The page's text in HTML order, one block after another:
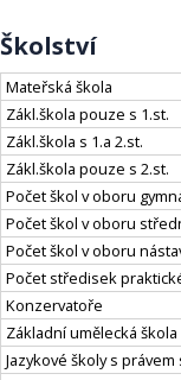
Školství
Mateřská škola
Zákl.škola pouze s 1.st.
Zákl.škola s 1.a 2.st.
Zákl.škola pouze s 2.st.
Počet škol v oboru
Počet škol v oboru
Počet škol v oboru
Počet středisek
Konzervatoře
Základní umělecká škola
Jazykové školy s